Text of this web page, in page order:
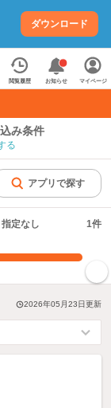
ダウンロード
閲覧履歴 お知らせ マイページ
み条件
る
アプリで探す
指定なし 1件
2026年05月23日更新